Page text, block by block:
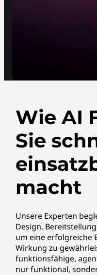
Wie AI
Sie
macht
Unsere Experten
Design,
um eine erfolgreiche
Wirkung zu
funktionsfähige,
nur funktional,